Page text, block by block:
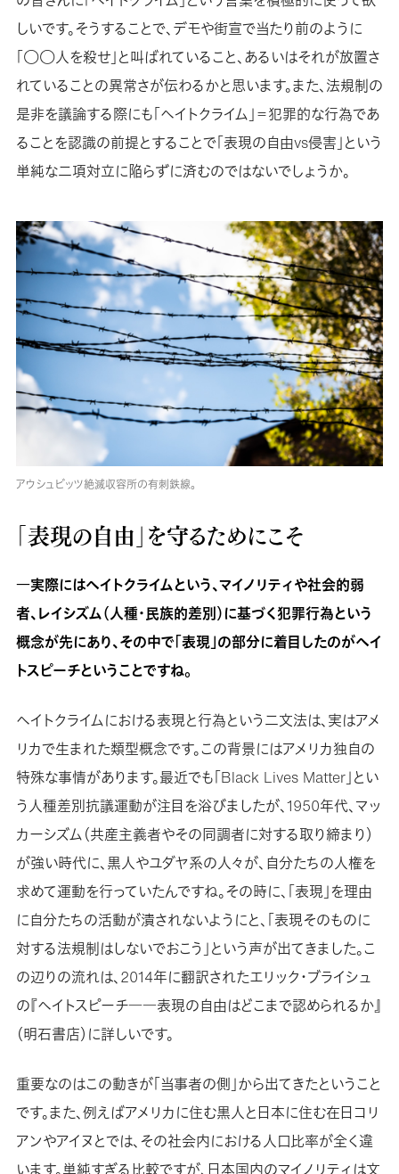
しいです。そうすることで、デモや街宣で当たり前のように
「○○人を殺せ」と叫ばれていること、あるいはそれが放置さ
れていることの異常さが伝わるかと思います。また、法規制の
是非を議論する際にも「ヘイトクライム」＝犯罪的な行為であ
ることを認識の前提とすることで「表現の自由vs侵害」という
単純な二項対立に陥らずに済むのではないでしょうか。
アウシュビッツ絶滅収容所の有刺鉄線。
「表現の自由」を守るためにこそ
―実際にはヘイトクライムという、マイノリティや社会的弱
者、レイシズム（人種・民族的差別）に基づく犯罪行為という
概念が先にあり、その中で「表現」の部分に着目したのがヘイ
トスピーチということですね。
ヘイトクライムにおける表現と行為という二文法は、実はアメ
リカで生まれた類型概念です。この背景にはアメリカ独自の
特殊な事情があります。最近でも「Black Lives Matter」とい
う人種差別抗議運動が注目を浴びましたが、1950年代、マッ
カーシズム（共産主義者やその同調者に対する取り締まり）
が強い時代に、黒人やユダヤ系の人々が、自分たちの人権を
求めて運動を行っていたんですね。その時に、「表現」を理由
に自分たちの活動が潰されないようにと、「表現そのものに
対する法規制はしないでおこう」という声が出てきました。こ
の辺りの流れは、2014年に翻訳されたエリック・ブライシュ
の『ヘイトスピーチ――表現の自由はどこまで認められるか』
（明石書店）に詳しいです。
重要なのはこの動きが「当事者の側」から出てきたということ
です。また、例えばアメリカに住む黒人と日本に住む在日コリ
アンやアイヌとでは、その社会内における人口比率が全く違
います。単純すぎる比較ですが、日本国内のマイノリティは文